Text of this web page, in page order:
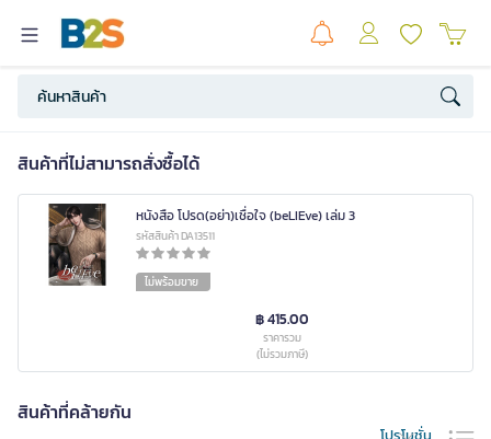
สินค้าที่ไม่สามารถสั่งซื้อได้
หนังสือ โปรด(อย่า)เชื่อใจ (beLIEve) เล่ม 3
รหัสสินค้า DA13511
ไม่พร้อมขาย
฿ 415.00
ราคารวม
(ไม่รวมภาษี)
สินค้าที่คล้ายกัน